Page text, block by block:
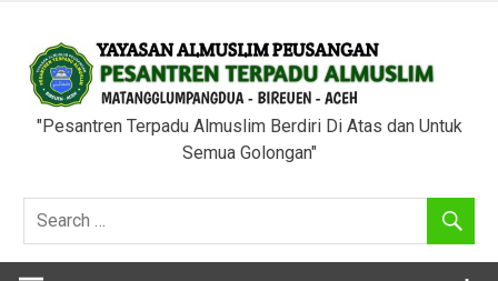
content
"Pesantren Terpadu Almuslim Berdiri Di Atas dan Untuk
Semua Golongan"